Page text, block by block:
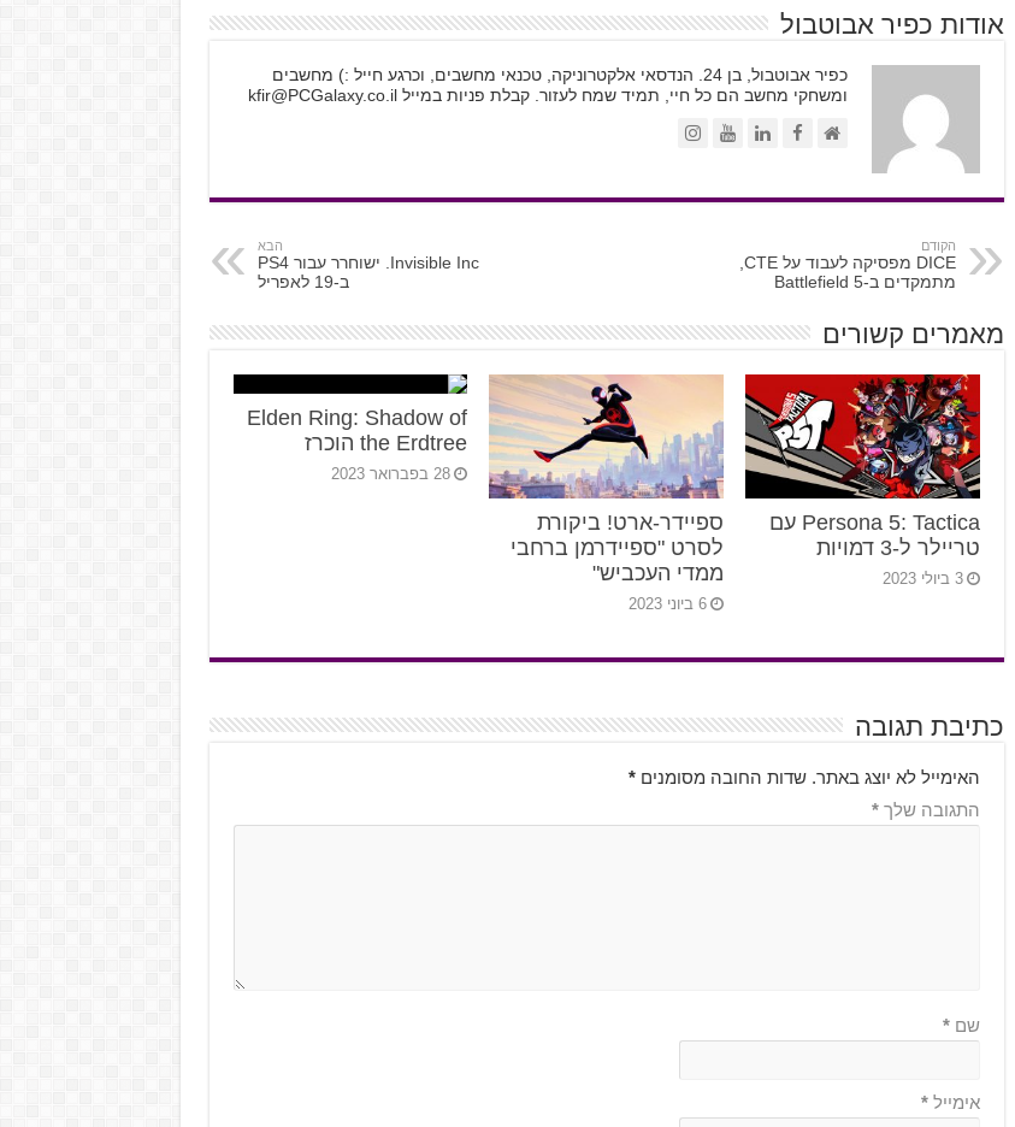
אודות כפיר אבוטבול
כפיר אבוטבול, בן 24. הנדסאי אלקטרוניקה, טכנאי מחשבים, וכרגע חייל :) מחשבים
ומשחקי מחשב הם כל חיי, תמיד שמח לעזור. קבלת פניות במיילkfir@PCGalaxy.co.il
הקודם
מתמקדים ב-Battlefield 5
הבא
Invisible Inc. ישוחרר עבור PS4
ב-19 לאפריל
מאמרים קשורים
Persona 5: Tactica עם
טריילר ל-3 דמויות
3 ביולי 2023
ספיידר-ארט! ביקורת
לסרט "ספיידרמן ברחבי
ממדי העכביש"
6 ביוני 2023
Elden Ring: Shadow of
the Erdtree הוכרז
28 בפברואר 2023
כתיבת תגובה
האימייל לא יוצג באתר. שדות החובה מסומנים*
התגובה שלך*
שם*
אימייל*